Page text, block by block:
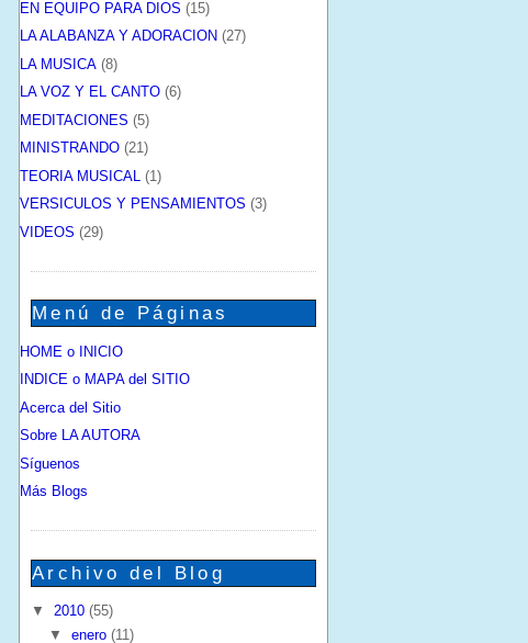
EN EQUIPO PARA DIOS (15)
LA ALABANZA Y ADORACION (27)
LA MUSICA (8)
LA VOZ Y EL CANTO (6)
MEDITACIONES (5)
MINISTRANDO (21)
TEORIA MUSICAL (1)
VERSICULOS Y PENSAMIENTOS (3)
VIDEOS (29)
Menú de Páginas
HOME o INICIO
INDICE o MAPA del SITIO
Acerca del Sitio
Sobre LA AUTORA
Síguenos
Más Blogs
Archivo del Blog
▼ 2010 (55)
▼ enero (11)